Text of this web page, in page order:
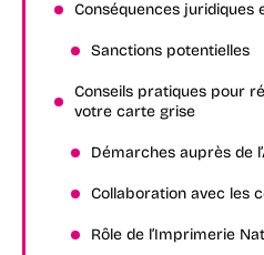
Conséquences juridiques
Sanctions potentielles
Conseils pratiques pour
votre carte grise
Démarches auprès de
Collaboration avec les
Rôle de l’Imprimerie